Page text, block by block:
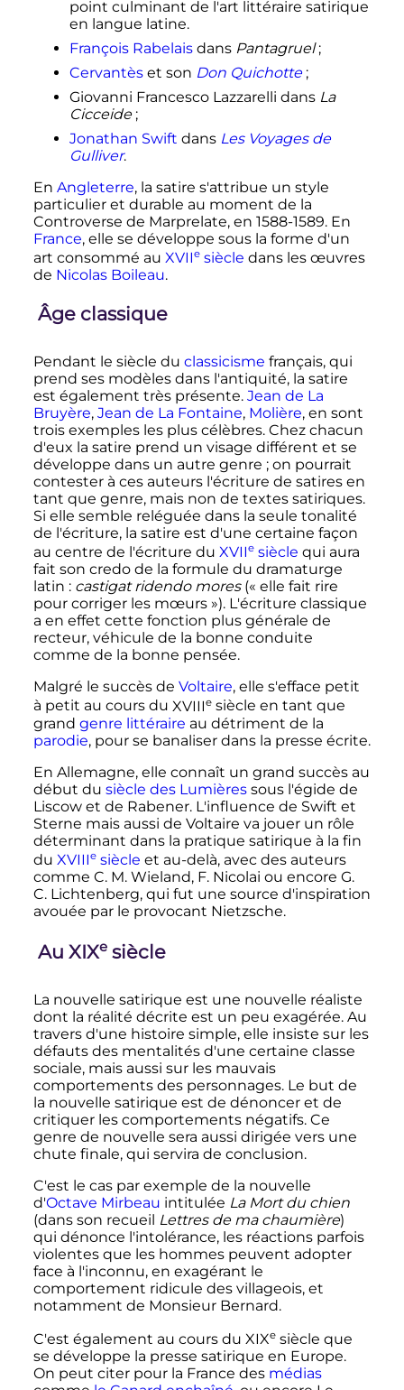
point culminant de l'art littéraire satirique
en langue latine.
François Rabelaisdans Pantagruel ;
Cervantèset son Don Quichotte ;
Giovanni Francesco Lazzarelli dans La
Cicceide ;
Jonathan Swift dans Les Voyages de
Gulliver.
En Angleterre, la satire s'attribue un style
particulier et durable au moment de la
Controverse de Marprelate, en 1588-1589. En
France, elle se développe sous la forme d'un
art consommé au XVIIesiècle dans les œuvres
de Nicolas Boileau.
Âge classique
Pendant le siècle du classicisme français, qui
prend ses modèles dans l'antiquité, la satire
est également très présente. Jean de La
Bruyère, Jean de La Fontaine, Molière, en sont
trois exemples les plus célèbres. Chez chacun
d'eux la satire prend un visage différent et se
développe dans un autre genre ; on pourrait
contester à ces auteurs l'écriture de satires en
tant que genre, mais non de textes satiriques.
Si elle semble reléguée dans la seule tonalité
de l'écriture, la satire est d'une certaine façon
au centre de l'écriture du XVIIesiècle qui aura
fait son credo de la formule du dramaturge
latin : castigat ridendo mores(« elle fait rire
pour corriger les mœurs »). L'écriture classique
a en effet cette fonction plus générale de
recteur, véhicule de la bonne conduite
comme de la bonne pensée.
Malgré le succès de Voltaire, elle s'efface petit
à petit au cours du XVIIIe siècle en tant que
grand genre littéraire au détriment de la
parodie, pour se banaliser dans la presse écrite.
En Allemagne, elle connaît un grand succès au
début du siècle des Lumièressous l'égide de
Liscow et de Rabener. L'influence de Swift et
Sterne mais aussi de Voltaire va jouer un rôle
déterminant dans la pratique satirique à la fin
du XVIIIesiècle et au-delà, avec des auteurs
comme C. M. Wieland, F. Nicolai ou encore G.
C. Lichtenberg, qui fut une source d'inspiration
avouée par le provocant Nietzsche.
Au XIXe siècle
La nouvelle satirique est une nouvelle réaliste
dont la réalité décrite est un peu exagérée. Au
travers d'une histoire simple, elle insiste sur les
défauts des mentalités d'une certaine classe
sociale, mais aussi sur les mauvais
comportements des personnages. Le but de
la nouvelle satirique est de dénoncer et de
critiquer les comportements négatifs. Ce
genre de nouvelle sera aussi dirigée vers une
chute finale, qui servira de conclusion.
C'est le cas par exemple de la nouvelle
d'Octave Mirbeau intitulée La Mort du chien
(dans son recueil Lettres de ma chaumière)
qui dénonce l'intolérance, les réactions parfois
violentes que les hommes peuvent adopter
face à l'inconnu, en exagérant le
comportement ridicule des villageois, et
notamment de Monsieur Bernard.
C'est également au cours du XIXe siècle que
se développe la presse satirique en Europe.
On peut citer pour la France des médias